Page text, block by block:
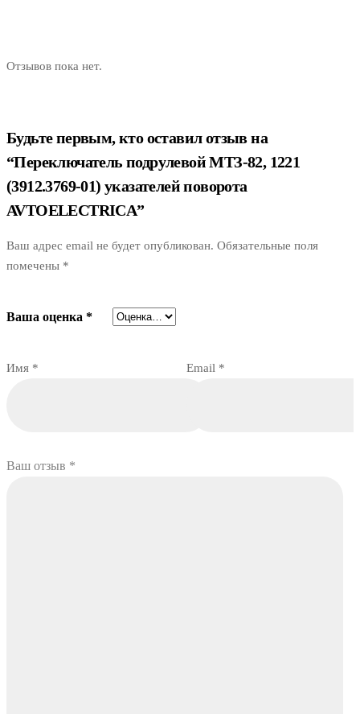
Отзывов пока нет.
Будьте первым, кто оставил отзыв на
“Переключатель подрулевой МТЗ-82, 1221
(3912.3769-01) указателей поворота
AVTOELECTRICA”
Ваш адрес email не будет опубликован. Обязательные поля
помечены *
Имя * Email *
Ваша оценка *
Ваш отзыв *